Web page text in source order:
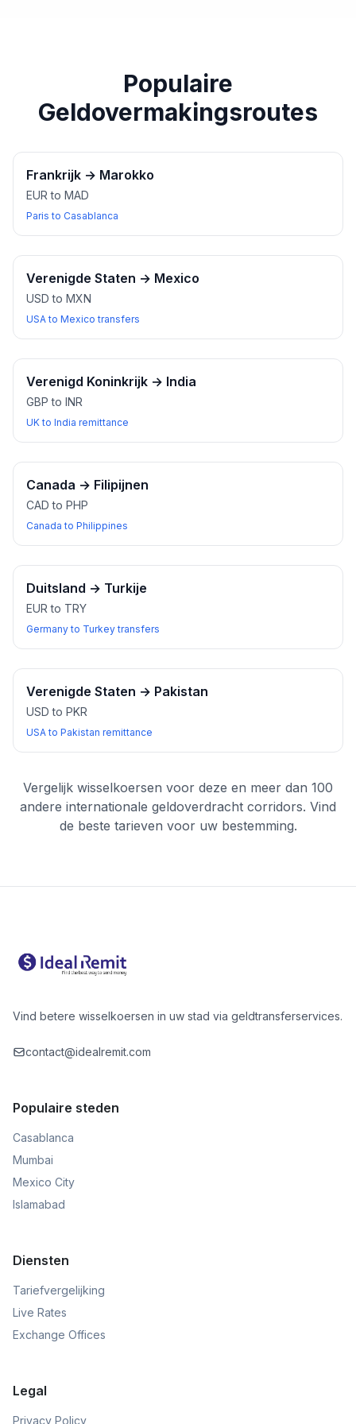
Populaire
Geldovermakingsroutes
Frankrijk → Marokko
EUR to MAD
Paris to Casablanca
Verenigde Staten → Mexico
USD to MXN
USA to Mexico transfers
Verenigd Koninkrijk → India
GBP to INR
UK to India remittance
Canada → Filipijnen
CAD to PHP
Canada to Philippines
Duitsland → Turkije
EUR to TRY
Germany to Turkey transfers
Verenigde Staten → Pakistan
USD to PKR
USA to Pakistan remittance
Vergelijk wisselkoersen voor deze en meer dan 100
andere internationale geldoverdracht corridors. Vind
de beste tarieven voor uw bestemming.
Vind betere wisselkoersen in uw stad via geldtransferservices.
contact@idealremit.com
Populaire steden
Casablanca
Mumbai
Mexico City
Islamabad
Diensten
Tariefvergelijking
Live Rates
Exchange Offices
Legal
Privacy Policy